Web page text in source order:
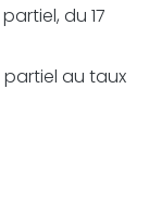
du 17
au taux